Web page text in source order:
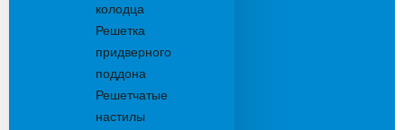
колодца
Решетка
придверного
поддона
Решетчатые
настилы